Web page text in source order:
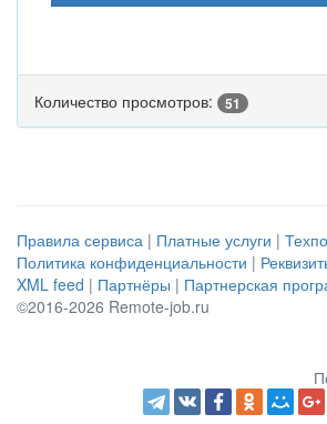
Количество просмотров: 51
Правила сервиса | Платные услуги |
Политика конфиденциальности |
XML feed | Партнёры | Партнерская
©2016-2026 Remote-job.ru